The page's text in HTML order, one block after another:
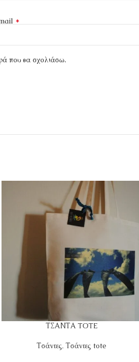
*
που θα σχολιάσω.
ΤΣΑΝΤΑ TOTE
Τσάντες,Τσάντες tote